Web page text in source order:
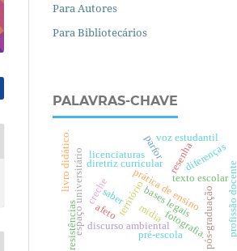
Para Autores
Para Bibliotecários
PALAVRAS-CHAVE
resenha
território
diretriz curricular
prática de ensinotexto escolar
espaço universitário pós-graduação
saber
discurso ambiental
mídia
livro didático. licenciaturasparforvoz estudantil
pré-escola
creche bases legais profissão docente
fotografia.
diferenças
afeto
resistências